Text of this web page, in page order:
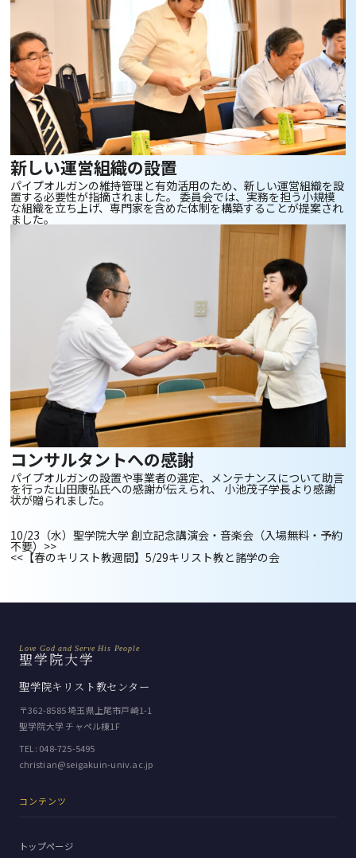
新しい運営組織の設置
パイプオルガンの維持管理と有効活用のため、新しい運営組織を設
置する必要性が指摘されました。 委員会では、実務を担う小規模
な組織を立ち上げ、専門家を含めた体制を構築することが提案され
ました。
コンサルタントへの感謝
パイプオルガンの設置や事業者の選定、メンテナンスについて助言
を行った山田康弘氏への感謝が伝えられ、 小池茂子学長より感謝
状が贈られました。
10/23（水）聖学院大学 創立記念講演会・音楽会（入場無料・予約
不要） >>
<< 【春のキリスト教週間】5/29キリスト教と諸学の会
Love God and Serve His People
聖学院大学
聖学院キリスト教センター
〒362-8585 埼玉県上尾市戸崎1-1
聖学院大学 チャペル棟1F
TEL: 048-725-5495
christian@seigakuin-univ.ac.jp
コンテンツ
トップページ